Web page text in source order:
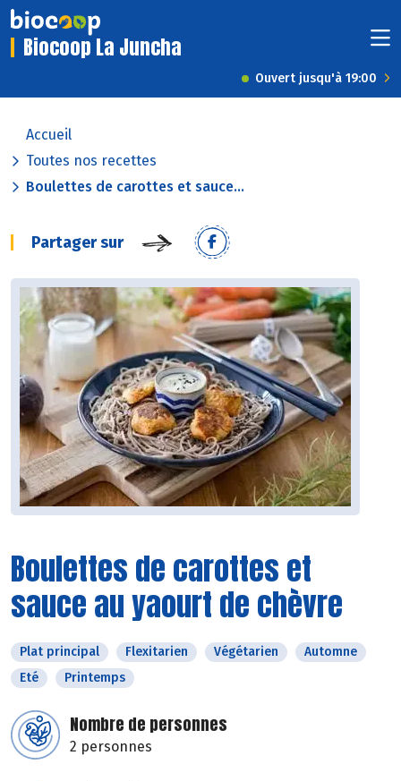
Biocoop La Juncha
Ouvert jusqu'à 19:00
Accueil
Toutes nos recettes
Boulettes de carottes et sauce...
Partager sur
Boulettes de carottes et
sauce au yaourt de chèvre
Plat principal Flexitarien Végétarien
Automne
Eté
Printemps
Nombre de personnes
2 personnes